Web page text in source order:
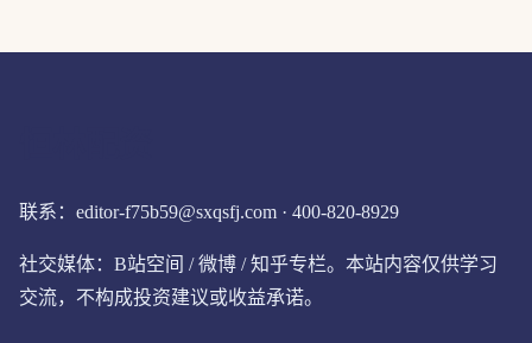
联系：editor-f75b59@sxqsfj.com · 400-820-8929
社交媒体：B站空间 / 微博 / 知乎专栏。本站内容仅供学习
交流，不构成投资建议或收益承诺。